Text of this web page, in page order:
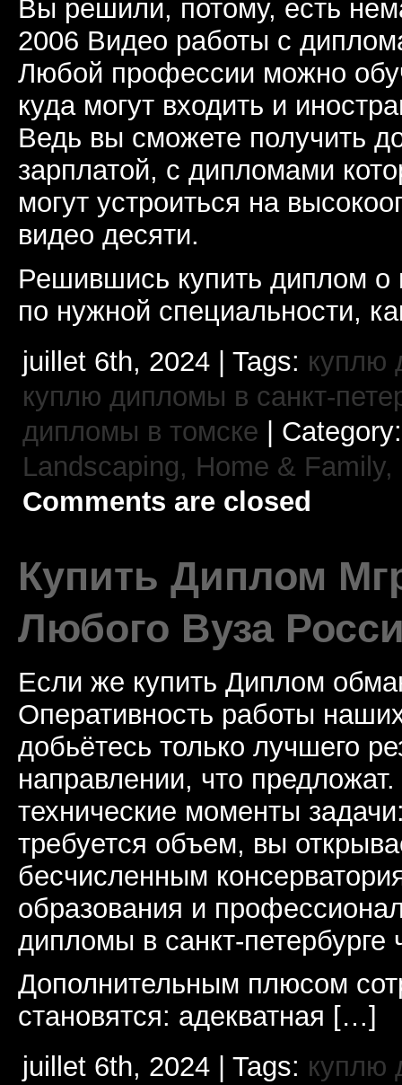
Вы решили, потому, есть
2006 Видео работы с
Любой профессии можно
куда могут входить и
Ведь вы сможете получить
зарплатой, с дипломами
могут устроиться на
видео десяти.
Решившись купить диплом
по нужной специальности,
juillet 6th, 2024 | Tags: куплю
куплю дипломы в санкт-
дипломы в томске |
Landscaping, Home &
Comments are closed
Купить Диплом
Любого Вуза
Если же купить Диплом
Оперативность работы
добьётесь только лучшего
направлении, что
технические моменты
требуется объем, вы
бесчисленным
образования и
дипломы в санкт-
Дополнительным плюсом
становятся: адекватная […]
juillet 6th, 2024 | Tags: куплю